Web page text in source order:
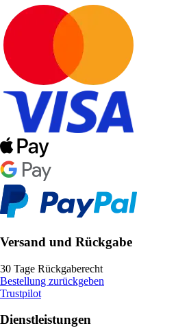
Versand und Rückgabe
30 Tage Rückgaberecht
Bestellung zurückgeben
Trustpilot
Dienstleistungen